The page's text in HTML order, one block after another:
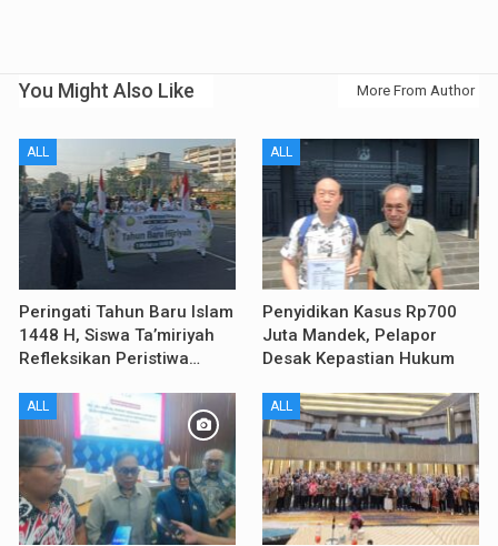
You Might Also Like More From Author
ALL
Peringati Tahun Baru Islam
1448 H, Siswa Ta’miriyah
Refleksikan Peristiwa…
ALL
Penyidikan Kasus Rp700
Juta Mandek, Pelapor
Desak Kepastian Hukum
ALL ALL